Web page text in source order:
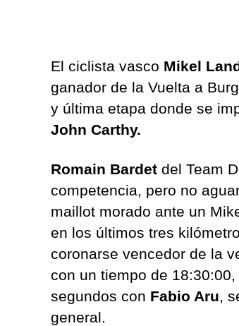
El ciclista vasco Mikel
ganador de la Vuelta a
y última etapa donde se
John Carthy.
Romain Bardet del Team
competencia, pero no
maillot morado ante un
en los últimos tres
coronarse vencedor de la
con un tiempo de
segundos con Fabio Aru,
general.